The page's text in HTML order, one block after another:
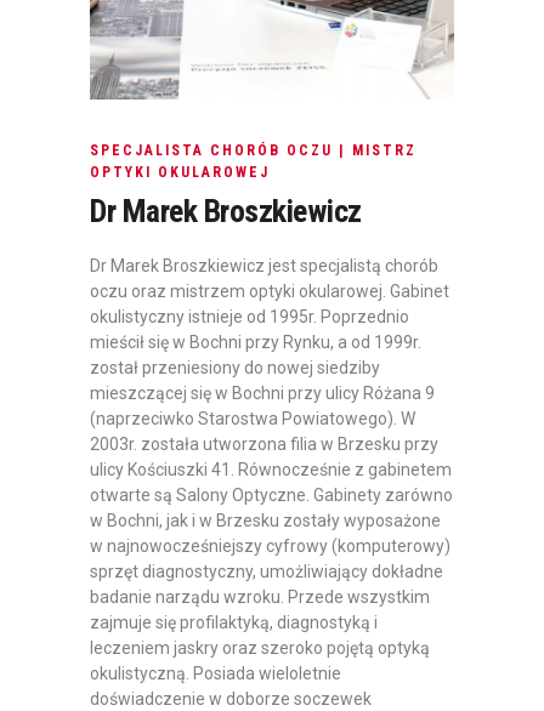
SPECJALISTA CHORÓB OCZU | MISTRZ
OPTYKI OKULAROWEJ
Dr Marek Broszkiewicz
Dr Marek Broszkiewicz jest specjalistą chorób
oczu oraz mistrzem optyki okularowej. Gabinet
okulistyczny istnieje od 1995r. Poprzednio
mieścił się w Bochni przy Rynku, a od 1999r.
został przeniesiony do nowej siedziby
mieszczącej się w Bochni przy ulicy Różana 9
(naprzeciwko Starostwa Powiatowego). W
2003r. została utworzona filia w Brzesku przy
ulicy Kościuszki 41. Równocześnie z gabinetem
otwarte są Salony Optyczne. Gabinety zarówno
w Bochni, jak i w Brzesku zostały wyposażone
w najnowocześniejszy cyfrowy (komputerowy)
sprzęt diagnostyczny, umożliwiający dokładne
badanie narządu wzroku. Przede wszystkim
zajmuje się profilaktyką, diagnostyką i
leczeniem jaskry oraz szeroko pojętą optyką
okulistyczną. Posiada wieloletnie
doświadczenie w doborze soczewek